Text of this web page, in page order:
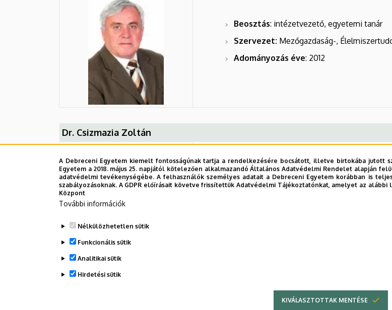
Beosztás: intézetvezető, egyetemi tanár
Szervezet: Mezőgazdaság-,
Adományozás éve: 2012
Dr. Csizmazia Zoltán
Beosztás: professor emeritus
Mezőgazdaságtudományi Kar
A Debreceni Egyetem kiemelt fontosságúnak tartja a rendelkezésére bocsátott, illetve birtokába jutott
Egyetem a 2018. május 25. napjától kötelezően alkalmazandó Általános Adatvédelmi Rendelet alapján
adatvédelmi tevékenységébe. A felhasználók személyes adatait a Debreceni Egyetem korábban is
szabályozásoknak. A GDPR előírásait követve frissítettük Adatvédelmi Tájékoztatónkat, amelyet az
Központ
További információk
Nélkülözhetetlen sütik
Funkcionális sütik
Analitikai sütik
Hirdetési sütik
KIVÁLASZTOTTAK MENTÉSE